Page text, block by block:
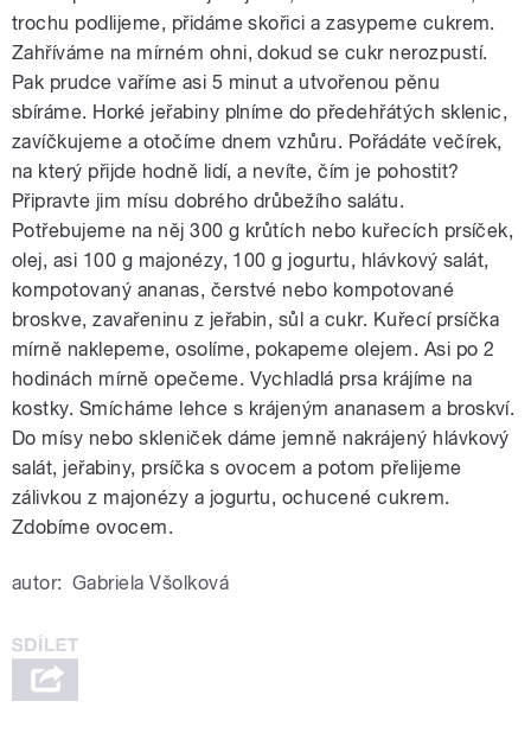
trochu podlijeme, přidáme skořici a zasypeme cukrem.
Zahříváme na mírném ohni, dokud se cukr nerozpustí.
Pak prudce vaříme asi 5 minut a utvořenou pěnu
sbíráme. Horké jeřabiny plníme do předehřátých sklenic,
zavíčkujeme a otočíme dnem vzhůru. Pořádáte večírek,
na který přijde hodně lidí, a nevíte, čím je pohostit?
Připravte jim mísu dobrého drůbežího salátu.
Potřebujeme na něj 300 g krůtích nebo kuřecích prsíček,
olej, asi 100 g majonézy, 100 g jogurtu, hlávkový salát,
kompotovaný ananas, čerstvé nebo kompotované
broskve, zavařeninu z jeřabin, sůl a cukr. Kuřecí prsíčka
mírně naklepeme, osolíme, pokapeme olejem. Asi po 2
hodinách mírně opečeme. Vychladlá prsa krájíme na
kostky. Smícháme lehce s krájeným ananasem a broskví.
Do mísy nebo skleniček dáme jemně nakrájený hlávkový
salát, jeřabiny, prsíčka s ovocem a potom přelijeme
zálivkou z majonézy a jogurtu, ochucené cukrem.
Zdobíme ovocem.
autor: Gabriela Všolková